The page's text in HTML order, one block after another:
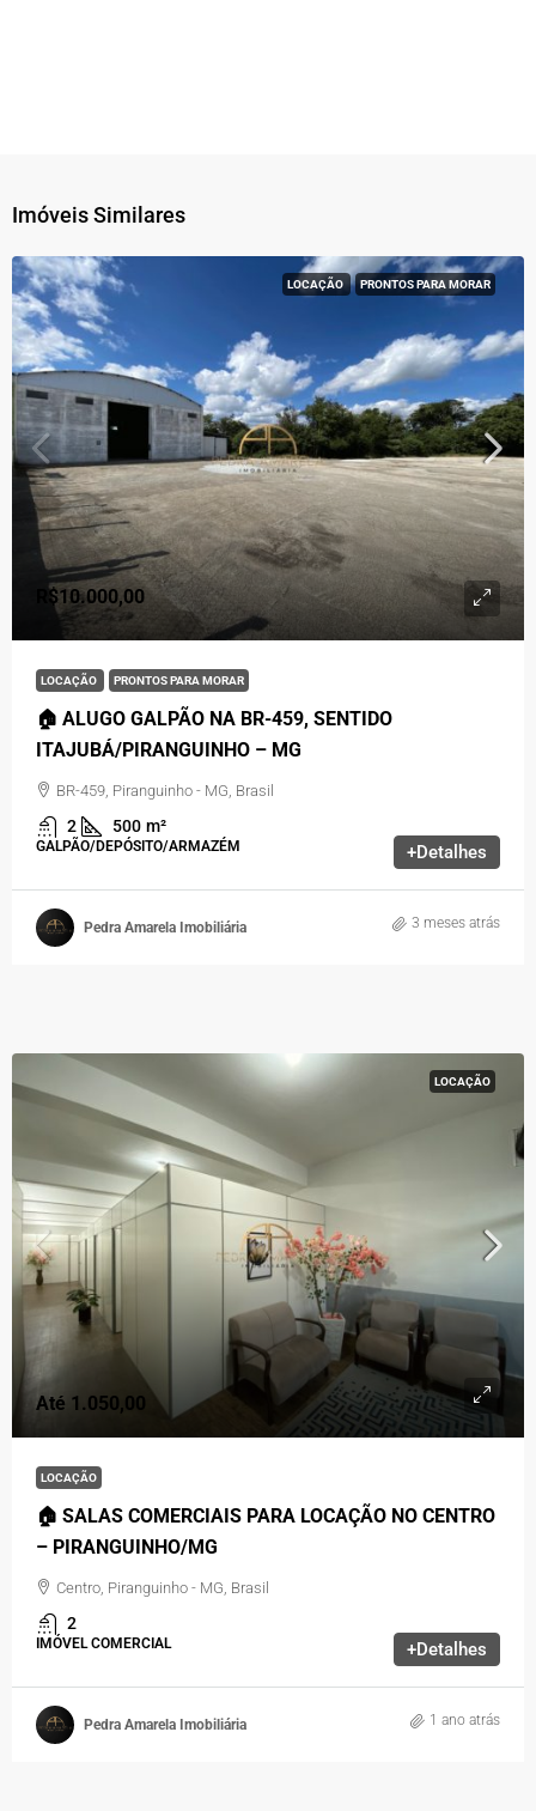
Imóveis Similares
LOCAÇÃO PRONTOS PARA MORAR
R$10.000,00
LOCAÇÃO PRONTOS PARA MORAR
🏠 ALUGO GALPÃO NA BR-459, SENTIDO
ITAJUBÁ/PIRANGUINHO – MG
BR-459, Piranguinho - MG, Brasil
2 500 m²
GALPÃO/DEPÓSITO/ARMAZÉM +Detalhes
Pedra Amarela Imobiliária 3 meses atrás
LOCAÇÃO
Até 1.050,00
LOCAÇÃO
🏠 SALAS COMERCIAIS PARA LOCAÇÃO NO CENTRO
– PIRANGUINHO/MG
Centro, Piranguinho - MG, Brasil
2
IMÓVEL COMERCIAL +Detalhes
Pedra Amarela Imobiliária 1 ano atrás